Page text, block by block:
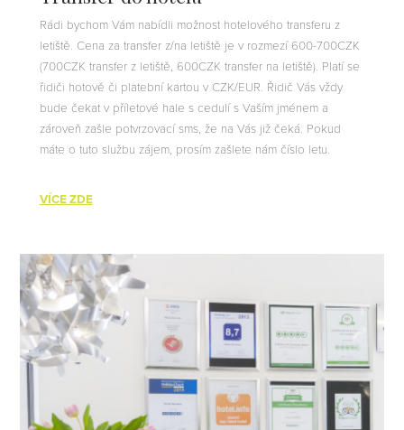
Rádi bychom Vám nabídli možnost hotelového transferu z
letiště. Cena za transfer z/na letiště je v rozmezí 600-700CZK
(700CZK transfer z letiště, 600CZK transfer na letiště). Platí se
řidiči hotově či platební kartou v CZK/EUR. Řidič Vás vždy
bude čekat v příletové hale s cedulí s Vaším jménem a
zároveň zašle potvrzovací sms, že na Vás již čeká. Pokud
máte o tuto službu zájem, prosím zašlete nám číslo letu.
VÍCE ZDE